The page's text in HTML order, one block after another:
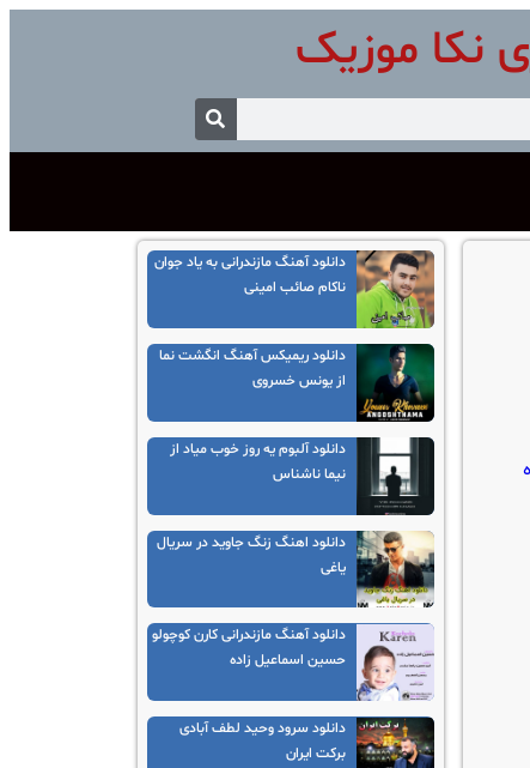
نکا موزیک
دانلود آهنگ مازندرانی به یاد جوان
ناکام صائب امینی
دانلود ریمیکس آهنگ انگشت نما
از یونس خسروی
دانلود آلبوم یه روز خوب میاد از
نیما ناشناس
دانلود اهنگ زنگ جاوید در سریال
یاغی
دانلود آهنگ مازندرانی کارن کوچولو
حسین اسماعیل زاده
دانلود سرود وحید لطف آبادی
برکت ایران